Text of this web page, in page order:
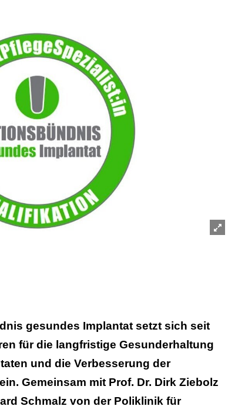
gesundes Implantat setzt sich seit
für die langfristige Gesunderhaltung
und die Verbesserung der
Gemeinsam mit Prof. Dr. Dirk Ziebolz
Schmalz von der Poliklinik für